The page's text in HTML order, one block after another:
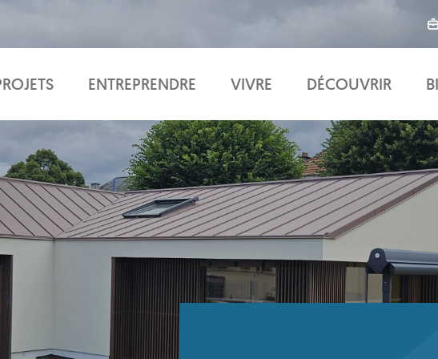
ENTREPRENDRE VIVRE DÉCOUVRIR